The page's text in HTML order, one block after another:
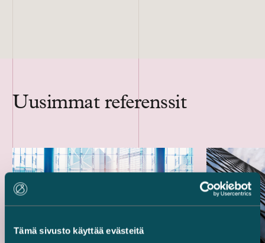
Tämä sivusto käyttää evästeitä
Uusimmat referenssit